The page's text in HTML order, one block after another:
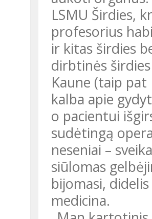
LSMU Širdies,
profesorius
ir kitas širdies
dirbtinės
Kaune (taip
kalba apie
o pacientui
sudėtingą
neseniai –
siūlomas
bijomasi,
medicina.